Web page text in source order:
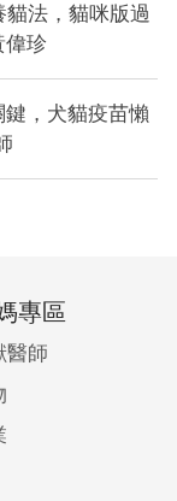
貓法，貓咪版過
珍
鍵，犬貓疫苗懶
專區
醫師